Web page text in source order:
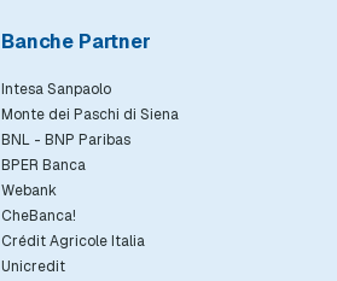
Banche Partner
Intesa Sanpaolo
Monte dei Paschi di Siena
BNL - BNP Paribas
BPER Banca
Webank
CheBanca!
Crédit Agricole Italia
Unicredit